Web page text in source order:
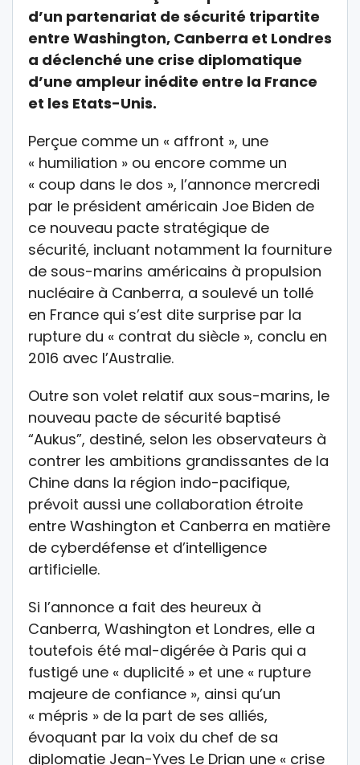
d’un partenariat de sécurité tripartite
entre Washington, Canberra et Londres
a déclenché une crise diplomatique
d’une ampleur inédite entre la France
et les Etats-Unis.
Perçue comme un « affront », une
« humiliation » ou encore comme un
« coup dans le dos », l’annonce mercredi
par le président américain Joe Biden de
ce nouveau pacte stratégique de
sécurité, incluant notamment la fourniture
de sous-marins américains à propulsion
nucléaire à Canberra, a soulevé un tollé
en France qui s’est dite surprise par la
rupture du « contrat du siècle », conclu en
2016 avec l’Australie.
Outre son volet relatif aux sous-marins, le
nouveau pacte de sécurité baptisé
“Aukus”, destiné, selon les observateurs à
contrer les ambitions grandissantes de la
Chine dans la région indo-pacifique,
prévoit aussi une collaboration étroite
entre Washington et Canberra en matière
de cyberdéfense et d’intelligence
artificielle.
Si l’annonce a fait des heureux à
Canberra, Washington et Londres, elle a
toutefois été mal-digérée à Paris qui a
fustigé une « duplicité » et une « rupture
majeure de confiance », ainsi qu’un
« mépris » de la part de ses alliés,
évoquant par la voix du chef de sa
diplomatie Jean-Yves Le Drian une « crise